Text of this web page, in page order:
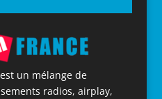
un mélange de
radios, airplay,